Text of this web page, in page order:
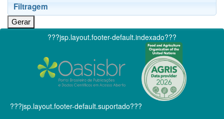
Filtragem
???jsp.layout.footer-default.indexado???
???jsp.layout.footer-default.suportado???